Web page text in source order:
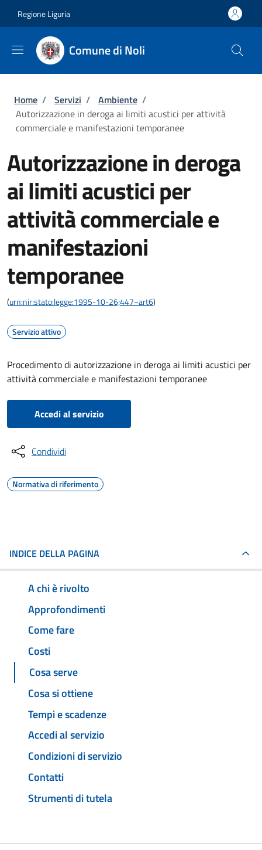
Regione Liguria
Comune di Noli
Briciole di pane
Home / Servizi / Ambiente /
Autorizzazione in deroga ai limiti acustici per attività
commerciale e manifestazioni temporanee
Autorizzazione in deroga
ai limiti acustici per
attività commerciale e
manifestazioni
temporanee
(urn:nir:stato:legge:1995-10-26;447~art6)
Servizio attivo
Procedimento di autorizzazione in deroga ai limiti acustici per
attività commerciale e manifestazioni temporanee
Accedi al servizio
Condividi
Normativa di riferimento
INDICE DELLA PAGINA
A chi è rivolto
Approfondimenti
Come fare
Costi
Cosa serve
Cosa si ottiene
Tempi e scadenze
Accedi al servizio
Condizioni di servizio
Contatti
Strumenti di tutela